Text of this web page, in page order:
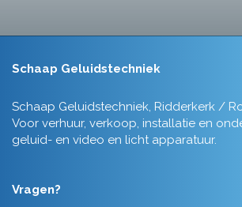
Schaap Geluidstechniek
Schaap Geluidstechniek, Ridderkerk /
Voor verhuur, verkoop, installatie en
geluid- en video en licht apparatuur.
Vragen?